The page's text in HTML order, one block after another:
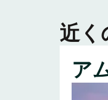
近く
ア